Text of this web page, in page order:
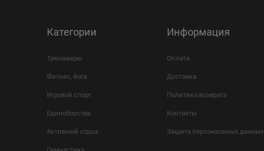
Категории
Тренажеры
Фитнес, йога
Игровой спорт
Единоборства
Активный отдых
Информация
Оплата
Доставка
Политика возврата
Контакты
Защита персональных данных